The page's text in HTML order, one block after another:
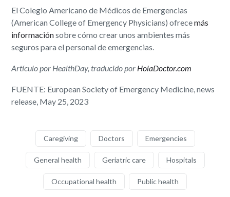
El Colegio Americano de Médicos de Emergencias
(American College of Emergency Physicians) ofrecemás
informaciónsobre cómo crear unos ambientes más
seguros para el personal de emergencias.
Artículo por HealthDay, traducido por HolaDoctor.com
FUENTE: European Society of Emergency Medicine, news
release, May 25, 2023
Caregiving Doctors Emergencies
General health Geriatric care Hospitals
Occupational health Public health